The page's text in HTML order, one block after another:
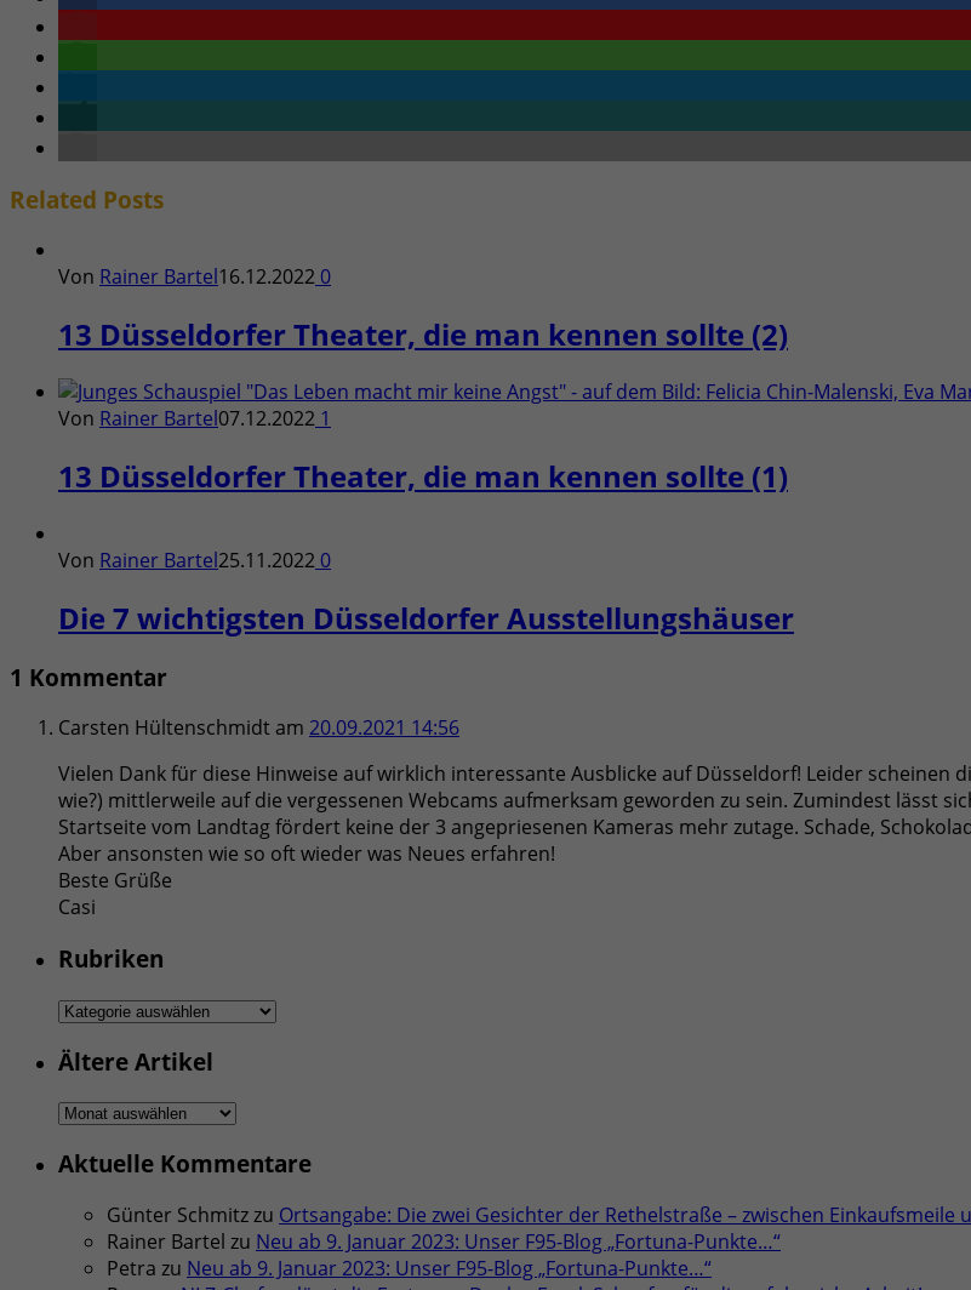
Related Posts
Von Rainer Bartel16.12.2022 0
13 Düsseldorfer Theater, die man kennen sollte (2)
Von Rainer Bartel07.12.2022 1
13 Düsseldorfer Theater, die man kennen sollte (1)
Von Rainer Bartel25.11.2022 0
Die 7 wichtigsten Düsseldorfer Ausstellungshäuser
1 Kommentar
Carsten Hültenschmidtam 20.09.2021 14:56
Vielen Dank für diese Hinweise auf wirklich interessante Ausblicke auf Düsseldorf! Leider
wie?) mittlerweile auf die vergessenen Webcams aufmerksam geworden zu sein. Zumindest lässt
Startseite vom Landtag fördert keine der 3 angepriesenen Kameras mehr zutage. Schade,
Aber ansonsten wie so oft wieder was Neues erfahren!
Beste Grüße
Casi
Rubriken
Rubriken
Ältere Artikel
Ältere
Aktuelle Kommentare
Günter Schmitzzu Ortsangabe: Die zwei Gesichter der Rethelstraße – zwischen Einkaufsmeile
Rainer Bartel zu Neu ab 9. Januar 2023: Unser F95-Blog „Fortuna-Punkte…“
Petra zu Neu ab 9. Januar 2023: Unser F95-Blog „Fortuna-Punkte…“